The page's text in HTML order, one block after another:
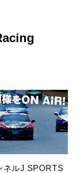
ネルJ SPORTS